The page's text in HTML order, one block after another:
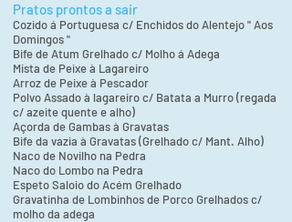
Pratos prontos a sair
Cozido á Portuguesa c/ Enchidos do Alentejo " Aos
Domingos "
Bife de Atum Grelhado c/ Molho á Adega
Mista de Peixe à Lagareiro
Arroz de Peixe à Pescador
Polvo Assado à lagareiro c/ Batata a Murro (regada
c/ azeite quente e alho)
Açorda de Gambas à Gravatas
Bife da vazia à Gravatas (Grelhado c/ Mant. Alho)
Naco de Novilho na Pedra
Naco do Lombo na Pedra
Espeto Saloio do Acém Grelhado
Gravatinha de Lombinhos de Porco Grelhados c/
molho da adega